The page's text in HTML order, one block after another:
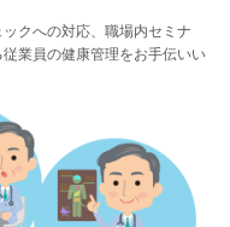
クへの対応、職場内セミナ
業員の健康管理をお手伝いい